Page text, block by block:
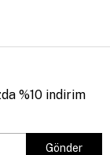
%10 indirim
Gönder